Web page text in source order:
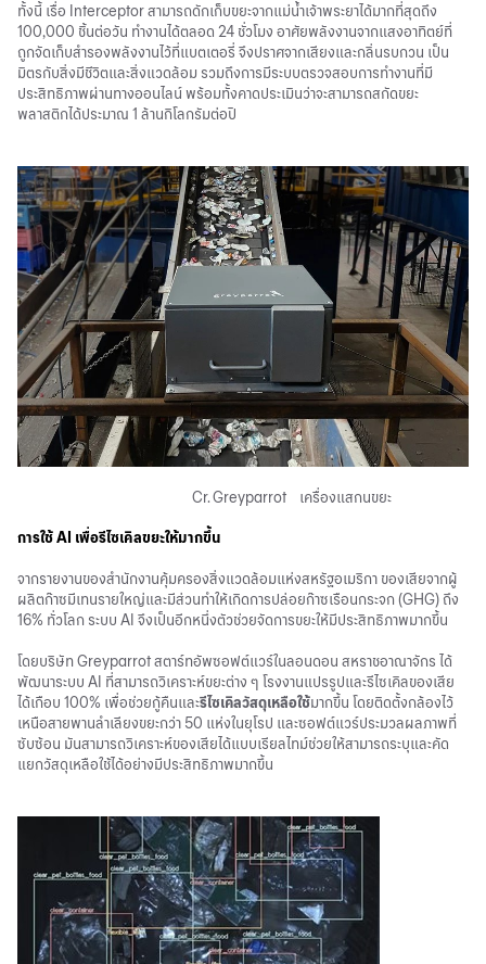
ทั้งนี้ เรื่อ Interceptor สามารถดักเก็บขยะจากแม่น้ำเจ้าพระยาได้มากที่สุดถึง
100,000 ชิ้นต่อวัน ทำงานได้ตลอด 24 ชั่วโมง อาศัยพลังงานจากแสงอาทิตย์ที่
ถูกจัดเก็บสำรองพลังงานไว้ที่แบตเตอรี่ จึงปราศจากเสียงและกลิ่นรบกวน เป็น
มิตรกับสิ่งมีชีวิตและสิ่งแวดล้อม รวมถึงการมีระบบตรวจสอบการทำงานที่มี
ประสิทธิภาพผ่านทางออนไลน์ พร้อมทั้งคาดประเมินว่าจะสามารถสกัดขยะ
พลาสติกได้ประมาณ 1 ล้านกิโลกรัมต่อปี
Cr. Greyparrot เครื่องแสกนขยะ
การใช้AI เพื่อรีไซเคิลขยะให้มากขึ้น
จากรายงานของสำนักงานคุ้มครองสิ่งแวดล้อมแห่งสหรัฐอเมริกา ของเสียจากผู้
ผลิตก๊าซมีเทนรายใหญ่และมีส่วนทำให้เกิดการปล่อยก๊าซเรือนกระจก (GHG) ถึง
16% ทั่วโลก ระบบ AI จึงเป็นอีกหนึ่งตัวช่วยจัดการขยะให้มีประสิทธิภาพมากขึ้น
โดยบริษัท Greyparrot สตาร์ทอัพซอฟต์แวร์ในลอนดอน สหราชอาณาจักร ได้
พัฒนาระบบ AI ที่สามารถวิเคราะห์ขยะต่าง ๆ โรงงานแปรรูปและรีไซเคิลของเสีย
ได้เกือบ 100% เพื่อช่วยกู้คืนและรีไซเคิลวัสดุเหลือใช้มากขึ้น โดยติดตั้งกล้องไว้
เหนือสายพานลำเลียงขยะกว่า 50 แห่งในยุโรป และซอฟต์แวร์ประมวลผลภาพที่
ซับซ้อน มันสามารถวิเคราะห์ของเสียได้แบบเรียลไทม์ช่วยให้สามารถระบุและคัด
แยกวัสดุเหลือใช้ได้อย่างมีประสิทธิภาพมากขึ้น